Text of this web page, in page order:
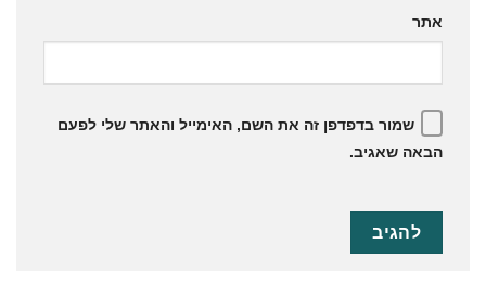
אתר
שמור בדפדפן זה את השם, האימייל והאתר שלי לפעם
הבאה שאגיב.